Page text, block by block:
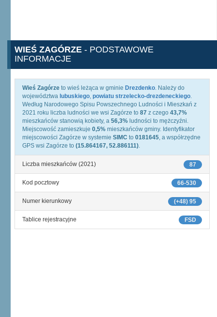
WIEŚ ZAGÓRZE - PODSTAWOWE
INFORMACJE
Wieś Zagórze to wieś leżąca w gminie Drezdenko. Należy do
województwa lubuskiego, powiatu strzelecko-drezdeneckiego.
Według Narodowego Spisu Powszechnego Ludności i Mieszkań z
2021 roku liczba ludności we wsi Zagórze to 87 z czego 43,7%
mieszkańców stanowią kobiety, a 56,3% ludności to mężczyźni.
Miejscowość zamieszkuje 0,5% mieszkańców gminy. Identyfikator
miejscowości Zagórze w systemie SIMC to 0181645, a współrzędne
GPS wsi Zagórze to (15.864167, 52.886111).
87
Liczba mieszkańców (2021)
66-530
Kod pocztowy
(+48) 95
Numer kierunkowy
FSD
Tablice rejestracyjne